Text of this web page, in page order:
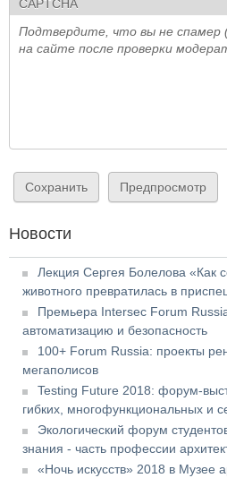
CAPTCHA
Подтвердите, что вы не спамер
на сайте после проверки
Новости
Лекция Сергея Болелова «Как
животного превратилась в
Премьера Intersec Forum
автоматизацию и безопасность
100+ Forum Russia: проекты
мегаполисов
Testing Future 2018: форум-
гибких, многофункциональных и
Экологический форум
знания - часть профессии
«Ночь искусств» 2018 в Музее